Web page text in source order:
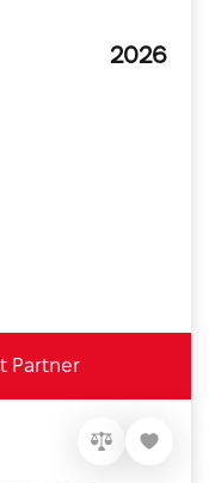
2026
Partner